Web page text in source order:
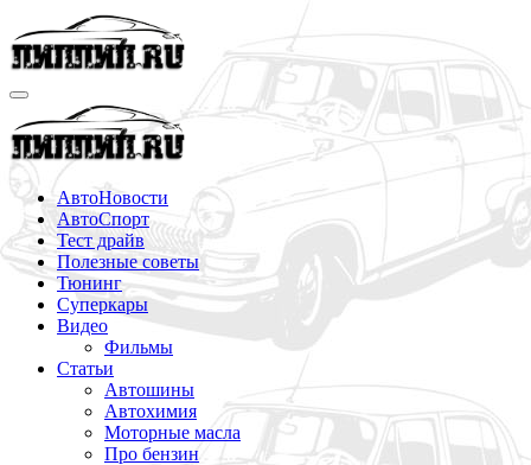
Перейти
к
содержимому
АвтоНовости
АвтоСпорт
Тест драйв
Полезные советы
Тюнинг
Суперкары
Видео
Фильмы
Статьи
Автошины
Автохимия
Моторные масла
Про бензин